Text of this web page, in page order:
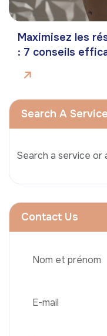
Maximisez les
: 7 conseils
Search A
Contact Us